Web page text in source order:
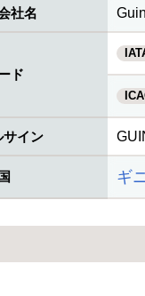
社名
ド
サイン
国 ギ